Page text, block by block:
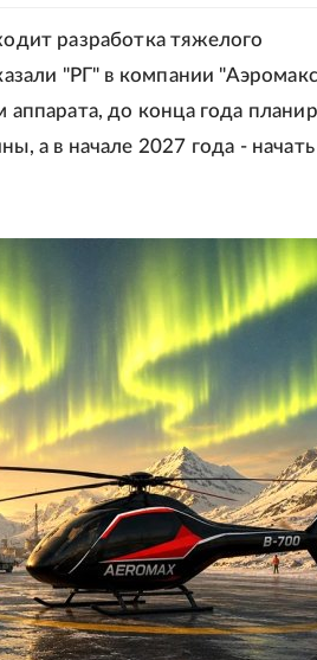
разработка тяжелого
"РГ" в компании
до конца года
а в начале 2027 года - начать